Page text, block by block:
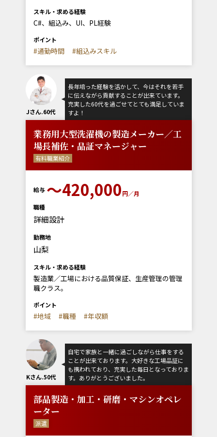
スキル・求める経験
C#、組込み、UI、PL経験
ポイント
#通勤時間 #組込みスキル
Jさん.60代
長年培った経験を活かして、今はそれを若手
に伝えながら貢献することが出来ています。
充実した60代を過ごせてとても満足していま
すよ！
業務用大型洗濯機の製造メーカー／工
場長補佐・品証マネージャー
有料職業紹介
給与 〜420,000円／月
職種
詳細設計
勤務地
山梨
スキル・求める経験
製造業／工場における品質保証、生産管理の管理
職クラス。
ポイント
#地域 #職種 #年収額
Kさん.50代
自宅で家族と一緒に過ごしながら仕事をする
ことが出来ております。大好きな工場品証に
も携われており、充実した毎日となっておりま
す。ありがとうございました。
部品製造・加工・研磨・マシンオペレ
ーター
派遣